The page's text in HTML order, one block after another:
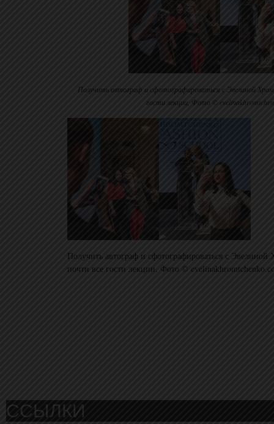
Получить автограф и сфотографироваться с Эвелиной
гости лекции, Фото ©
Получить автограф и сфотографироваться с Эвелиной
почти все гости лекции, Фото ©
ССЫЛКИ